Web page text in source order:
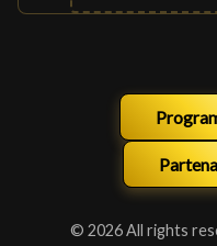
© 2026 All rights